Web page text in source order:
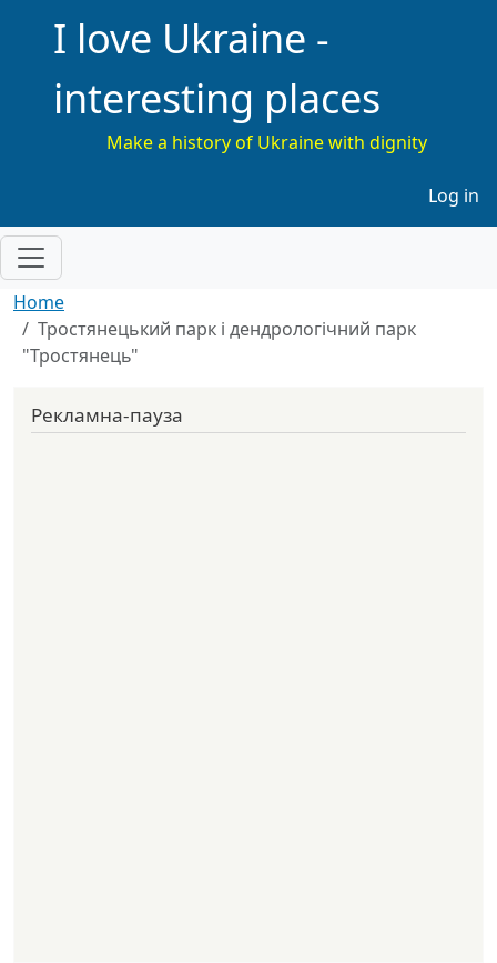
I love Ukraine -
interesting places
Make a history of Ukraine with dignity
Log in
Home
Тростянецький парк і дендрологічний парк
"Тростянець"
Рекламна-пауза